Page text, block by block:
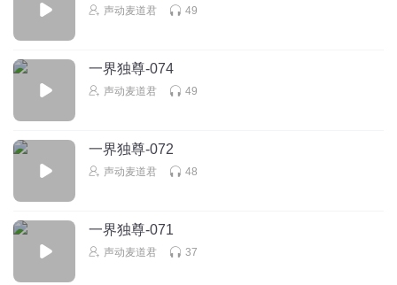
声动麦道君 49
一界独尊-074
声动麦道君 49
一界独尊-072
声动麦道君 48
一界独尊-071
声动麦道君 37